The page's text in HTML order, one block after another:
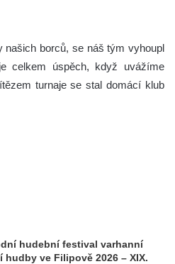
našich borců, se náš tým vyhoupl
celkem úspěch, když uvážíme
turnaje se stal domácí klub
hudební festival varhanní
hudby ve Filipově 2026 – XIX.